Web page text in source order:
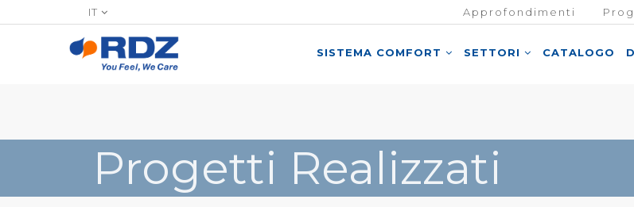
IT Approfondimenti
SISTEMA COMFORT SETTORI CATALOGO
Progetti Realizzati